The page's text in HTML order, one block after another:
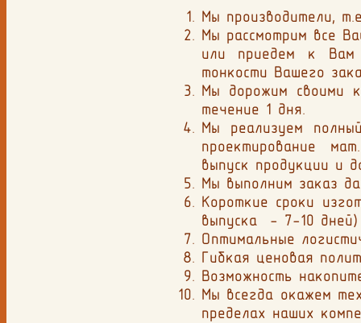
Мы производители,
Мы рассмотрим все
или приедем к Вам
тонкости Вашего
Мы дорожим своими
течение 1 дня.
Мы реализуем
проектирование
выпуск продукции и
Мы выполним заказ
Короткие сроки
выпуска - 7-10 дней)
Оптимальные
Гибкая ценовая
Возможность
Мы всегда окажем
пределах наших